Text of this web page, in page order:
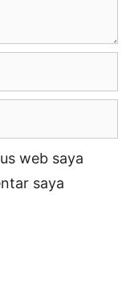
web saya
saya